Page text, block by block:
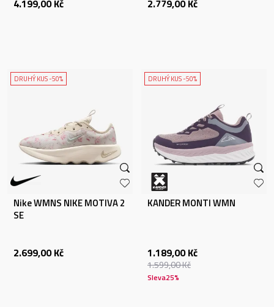
4.199,00 Kč 2.779,00 Kč
DRUHÝ KUS -50%
Nike WMNS NIKE MOTIVA 2
SE
2.699,00 Kč
DRUHÝ KUS -50%
KANDER MONTI WMN
1.189,00 Kč
1.599,00Kč
Sleva25%